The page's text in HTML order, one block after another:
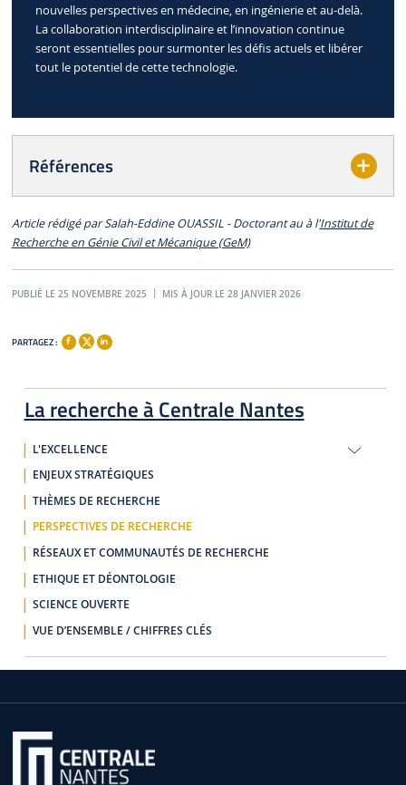
La recherche à Centrale Nantes
L'EXCELLENCE
ENJEUX STRATÉGIQUES
THÈMES DE RECHERCHE
PERSPECTIVES DE RECHERCHE
RÉSEAUX ET COMMUNAUTÉS DE RECHERCHE
ETHIQUE ET DÉONTOLOGIE
SCIENCE OUVERTE
VUE D’ENSEMBLE / CHIFFRES CLÉS
nouvelles perspectives en médecine, en ingénierie et au-delà.
La collaboration interdisciplinaire et l’innovation continue
seront essentielles pour surmonter les défis actuels et libérer
tout le potentiel de cette technologie.
Références
Article rédigé par Salah-Eddine OUASSIL - Doctorant au à l'Institut de
Recherche en Génie Civil et Mécanique (GeM)
PUBLIÉ LE 25 NOVEMBRE 2025 MIS À JOUR LE 28 JANVIER 2026
PARTAGEZ :